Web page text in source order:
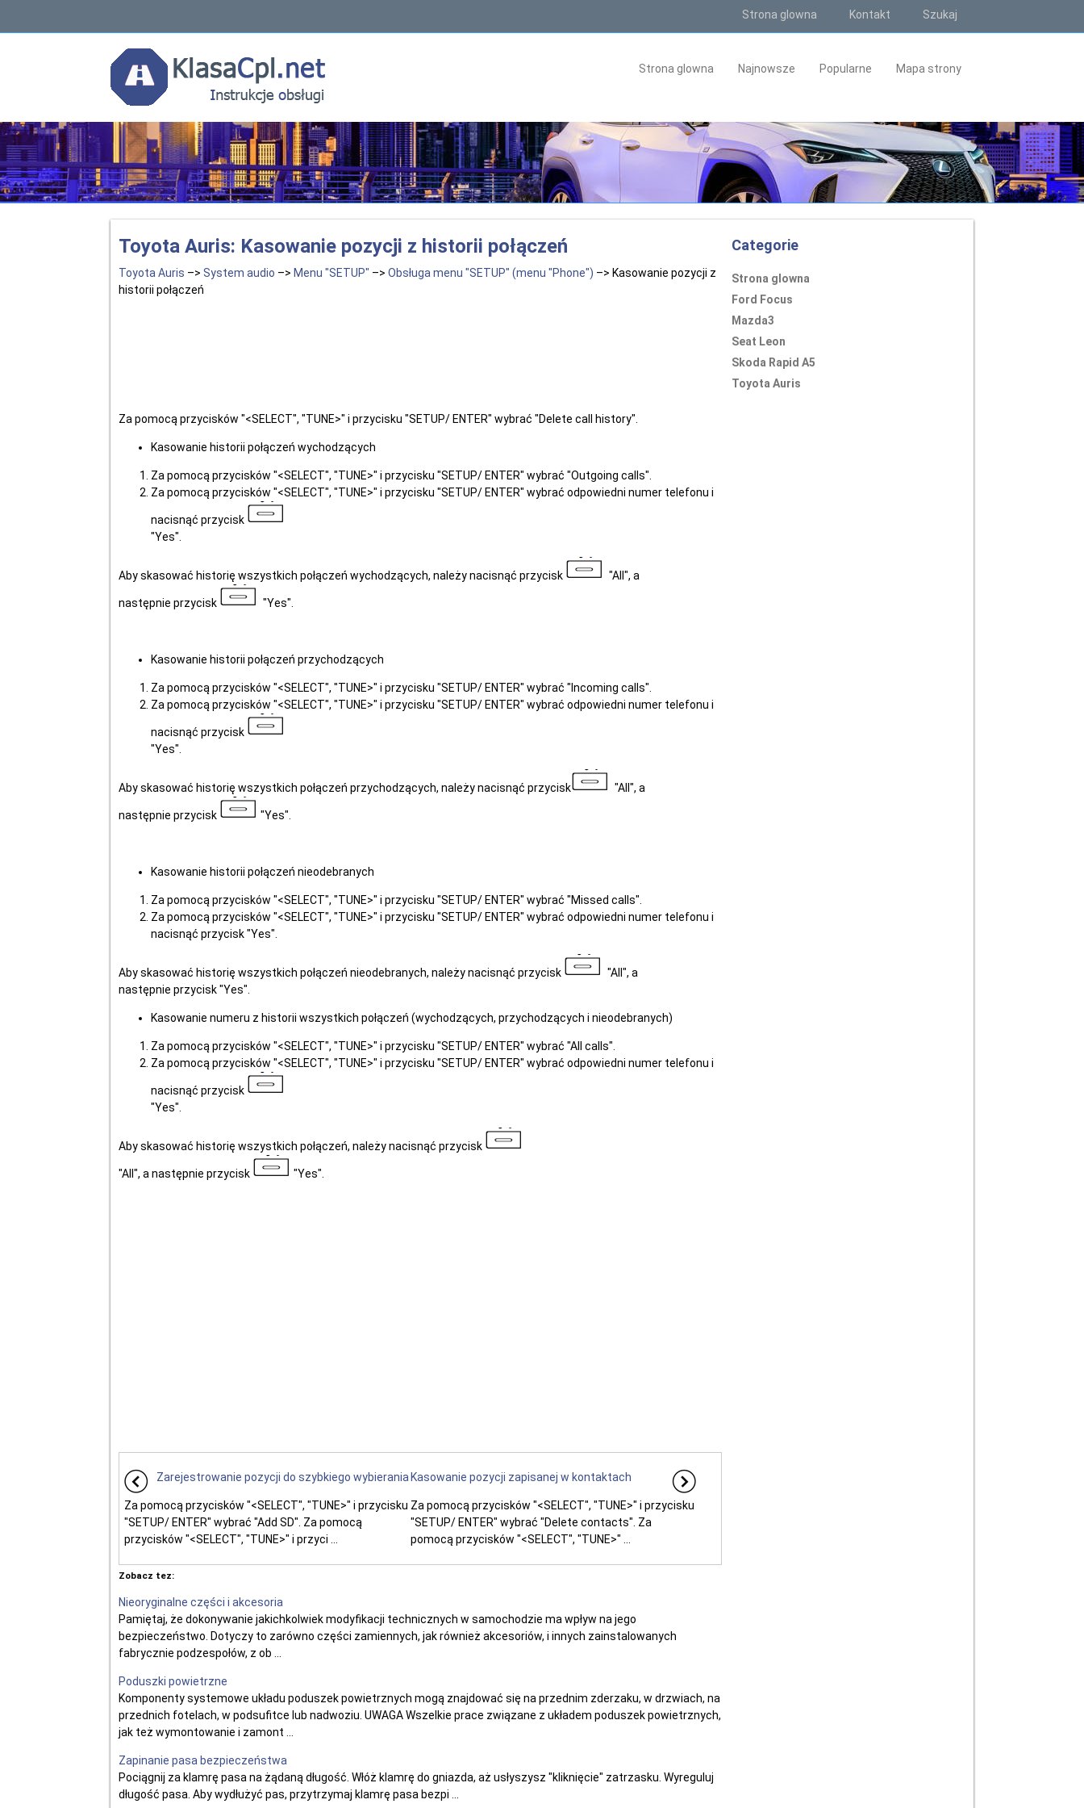
Strona glowna Kontakt Szukaj
Strona glowna Najnowsze Popularne Mapa strony
Toyota Auris: Kasowanie pozycji z historii połączeń
Toyota Auris –> System audio –> Menu "SETUP" –> Obsługa menu "SETUP" (menu "Phone") –> Kasowanie pozycji z
historii połączeń
Za pomocą przycisków "<SELECT", "TUNE>" i przycisku "SETUP/ ENTER" wybrać "Delete call history".
Kasowanie historii połączeń wychodzących
Za pomocą przycisków "<SELECT", "TUNE>" i przycisku "SETUP/ ENTER" wybrać "Outgoing calls".
Za pomocą przycisków "<SELECT", "TUNE>" i przycisku "SETUP/ ENTER" wybrać odpowiedni numer telefonu i
nacisnąć przycisk
"Yes".
Aby skasować historię wszystkich połączeń wychodzących, należy nacisnąć przycisk "All", a
następnie przycisk "Yes".
Kasowanie historii połączeń przychodzących
Za pomocą przycisków "<SELECT", "TUNE>" i przycisku "SETUP/ ENTER" wybrać "Incoming calls".
Za pomocą przycisków "<SELECT", "TUNE>" i przycisku "SETUP/ ENTER" wybrać odpowiedni numer telefonu i
nacisnąć przycisk
"Yes".
Aby skasować historię wszystkich połączeń przychodzących, należy nacisnąć przycisk "All", a
następnie przycisk "Yes".
Kasowanie historii połączeń nieodebranych
Za pomocą przycisków "<SELECT", "TUNE>" i przycisku "SETUP/ ENTER" wybrać "Missed calls".
Za pomocą przycisków "<SELECT", "TUNE>" i przycisku "SETUP/ ENTER" wybrać odpowiedni numer telefonu i
nacisnąć przycisk "Yes".
Aby skasować historię wszystkich połączeń nieodebranych, należy nacisnąć przycisk
"All", a
następnie przycisk "Yes".
Kasowanie numeru z historii wszystkich połączeń (wychodzących, przychodzących i nieodebranych)
Za pomocą przycisków "<SELECT", "TUNE>" i przycisku "SETUP/ ENTER" wybrać "All calls".
Za pomocą przycisków "<SELECT", "TUNE>" i przycisku "SETUP/ ENTER" wybrać odpowiedni numer telefonu i
nacisnąć przycisk
"Yes".
Aby skasować historię wszystkich połączeń, należy nacisnąć przycisk
"All", a następnie przycisk "Yes".
Zarejestrowanie pozycji do szybkiego wybierania
Za pomocą przycisków "<SELECT", "TUNE>" i przycisku
"SETUP/ ENTER" wybrać "Add SD". Za pomocą
przycisków "<SELECT", "TUNE>" i przyci ...
Kasowanie pozycji zapisanej w kontaktach
Za pomocą przycisków "<SELECT", "TUNE>" i przycisku
"SETUP/ ENTER" wybrać "Delete contacts". Za
pomocą przycisków "<SELECT", "TUNE>" ...
Zobacz tez:
Nieoryginalne części i akcesoria
Pamiętaj, że dokonywanie jakichkolwiek modyfikacji technicznych w samochodzie ma wpływ na jego
bezpieczeństwo. Dotyczy to zarówno części zamiennych, jak również akcesoriów, i innych zainstalowanych
fabrycznie podzespołów, z ob ...
Poduszki powietrzne
Komponenty systemowe układu poduszek powietrznych mogą znajdować się na przednim zderzaku, w drzwiach, na
przednich fotelach, w podsufitce lub nadwoziu. UWAGA Wszelkie prace związane z układem poduszek powietrznych,
jak też wymontowanie i zamont ...
Zapinanie pasa bezpieczeństwa
Pociągnij za klamrę pasa na żądaną długość. Włóż klamrę do gniazda, aż usłyszysz "kliknięcie" zatrzasku. Wyreguluj
długość pasa. Aby wydłużyć pas, przytrzymaj klamrę pasa bezpi ...
Categorie
Strona glowna
Ford Focus
Mazda3
Seat Leon
Skoda Rapid A5
Toyota Auris